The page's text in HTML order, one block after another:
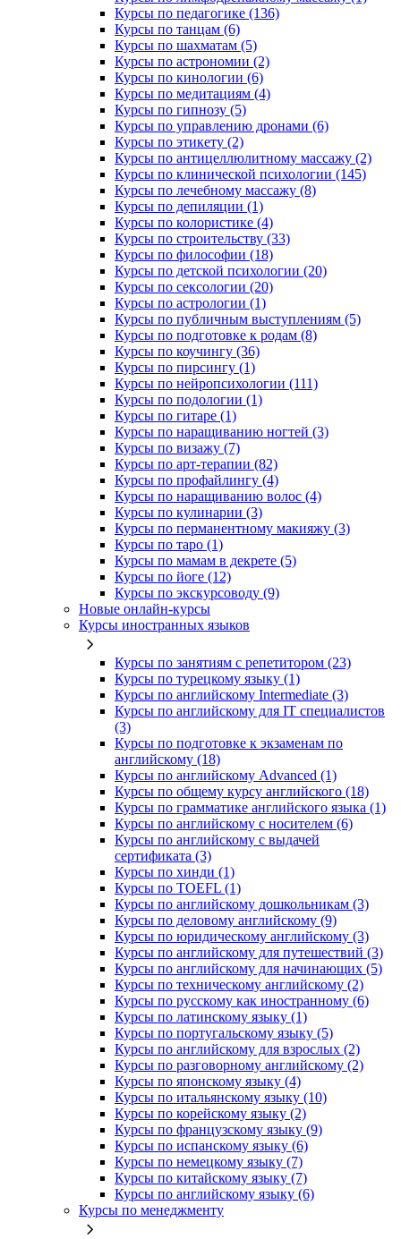
Курсы по педагогике (136)
Курсы по танцам (6)
Курсы по шахматам (5)
Курсы по астрономии (2)
Курсы по кинологии (6)
Курсы по медитациям (4)
Курсы по гипнозу (5)
Курсы по управлению дронами (6)
Курсы по этикету (2)
Курсы по антицеллюлитному массажу (2)
Курсы по клинической психологии (145)
Курсы по лечебному массажу (8)
Курсы по депиляции (1)
Курсы по колористике (4)
Курсы по строительству (33)
Курсы по философии (18)
Курсы по детской психологии (20)
Курсы по сексологии (20)
Курсы по астрологии (1)
Курсы по публичным выступлениям (5)
Курсы по подготовке к родам (8)
Курсы по коучингу (36)
Курсы по пирсингу (1)
Курсы по нейропсихологии (111)
Курсы по подологии (1)
Курсы по гитаре (1)
Курсы по наращиванию ногтей (3)
Курсы по визажу (7)
Курсы по арт-терапии (82)
Курсы по профайлингу (4)
Курсы по наращиванию волос (4)
Курсы по кулинарии (3)
Курсы по перманентному макияжу (3)
Курсы по таро (1)
Курсы по мамам в декрете (5)
Курсы по йоге (12)
Курсы по экскурсоводу (9)
Новые онлайн‑курсы
Курсы иностранных языков
Курсы по занятиям с репетитором (23)
Курсы по турецкому языку (1)
Курсы по английскому Intermediate (3)
Курсы по английскому для IT специалистов
(3)
Курсы по подготовке к экзаменам по
английскому (18)
Курсы по английскому Advanced (1)
Курсы по общему курсу английского (18)
Курсы по грамматике английского языка (1)
Курсы по английскому с носителем (6)
Курсы по английскому с выдачей
сертификата (3)
Курсы по хинди (1)
Курсы по TOEFL (1)
Курсы по английскому дошкольникам (3)
Курсы по деловому английскому (9)
Курсы по юридическому английскому (3)
Курсы по английскому для путешествий (3)
Курсы по английскому для начинающих (5)
Курсы по техническому английскому (2)
Курсы по русскому как иностранному (6)
Курсы по латинскому языку (1)
Курсы по португальскому языку (5)
Курсы по английскому для взрослых (2)
Курсы по разговорному английскому (2)
Курсы по японскому языку (4)
Курсы по итальянскому языку (10)
Курсы по корейскому языку (2)
Курсы по французскому языку (9)
Курсы по испанскому языку (6)
Курсы по немецкому языку (7)
Курсы по китайскому языку (7)
Курсы по английскому языку (6)
Курсы по менеджменту